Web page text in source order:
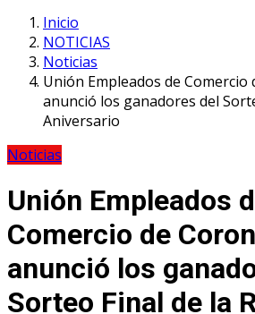
Inicio
NOTICIAS
Noticias
Unión Empleados de
anunció los ganadores del
Aniversario
Noticias
Unión Empleados
Comercio de
anunció los
Sorteo Final de la